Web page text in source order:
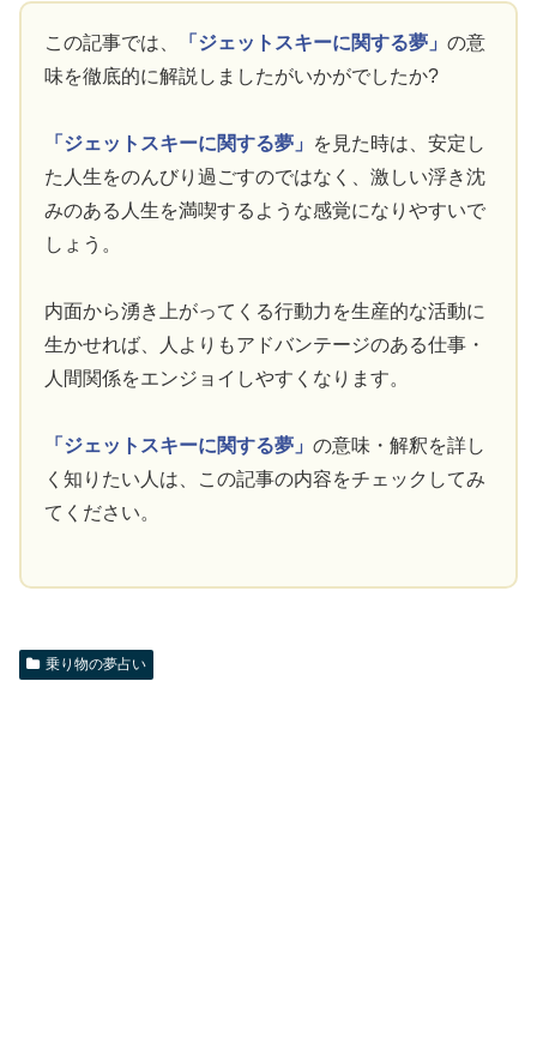
この記事では、 「ジェットスキーに関する夢」の意
味を徹底的に解説しましたがいかがでしたか?
「ジェットスキーに関する夢」
を見た時は、安定し
た人生をのんびり過ごすのではなく、激しい浮き沈
みのある人生を満喫するような感覚になりやすいで
しょう。
内面から湧き上がってくる行動力を生産的な活動に
生かせれば、人よりもアドバンテージのある仕事・
人間関係をエンジョイしやすくなります。
「ジェットスキーに関する夢」の意味・解釈を詳し
く知りたい人は、この記事の内容をチェックしてみ
てください。
乗り物の夢占い